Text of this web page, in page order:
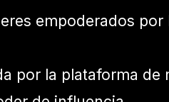
empoderados por
por la plataforma de